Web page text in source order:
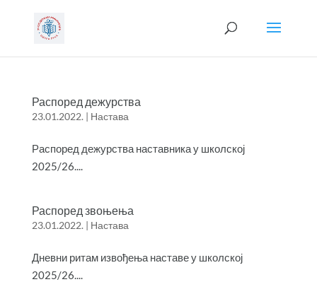
Распоред дежурства
23.01.2022. | Настава
Распоред дежурства наставника у школској
2025/26....
Распоред звоњења
23.01.2022. | Настава
Дневни ритам извођења наставе у школској
2025/26....